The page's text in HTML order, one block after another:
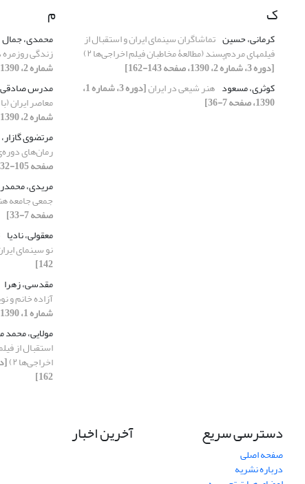
ک
کرمانی، حسین تماشاگران سینمای ایران و استقبال از
فیلم‏های مردم‌‏پسند (مطالعۀ مخاطبان فیلم اخراجی‏‌ها ۲)
[دوره 3، شماره 2، 1390، صفحه 143-162]
کوثری، مسعود هنر شیعی در ایران [دوره 3، شماره 1،
1390، صفحه 7-36]
م
محمدی، جمال
زندگی
شماره 2، 1390، صفحه 99-123]
مدرس
معاصر ایران
شماره 2، 1390، صفحه 35-54]
مرتضوی
رمان‌های
صفحه 105-132]
مریدی،
جمعی جامعه
صفحه 7-33]
معقولی، نادیا
نو سینمای
142]
مقدسی، زهرا
آزاده خانم و
شماره 1، 1390، صفحه 133-157]
مولایی،
استقبال از
اخراجی‏‌ها ۲)
162]
دسترسی سریع
صفحه اصلی
درباره نشریه
آخرین اخبار